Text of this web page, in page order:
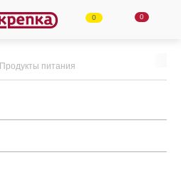
0 0
Продукты питания